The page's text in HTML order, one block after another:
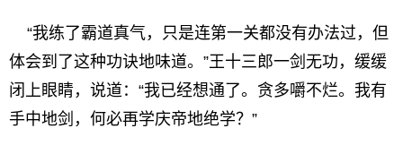
“我练了霸道真气，只是连第一关都没有办法过，但
体会到了这种功诀地味道。”王十三郎一剑无功，缓缓
闭上眼睛，说道：“我已经想通了。贪多嚼不烂。我有
手中地剑，何必再学庆帝地绝学？”